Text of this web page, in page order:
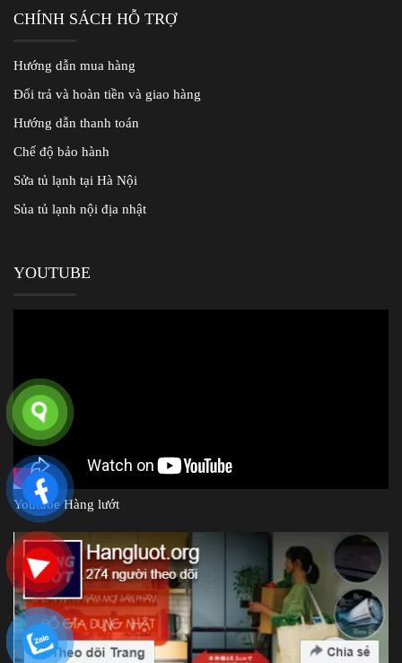
CHÍNH SÁCH HỖ TRỢ
Hướng dẫn mua hàng
Đổi trả và hoàn tiền và giao hàng
Hướng dẫn thanh toán
Chế độ bảo hành
Sửa tủ lạnh tại Hà Nội
Sủa tủ lạnh nội địa nhật
YOUTUBE
Youtube Hàng lướt